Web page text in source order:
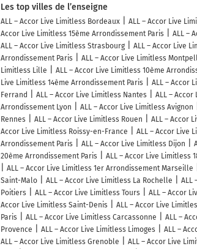
Les top villes de l’enseigne
ALL – Accor Live Limitless Bordeaux ALL – Accor Live
Accor Live Limitless 15ème Arrondissement Paris
ALL –
ALL – Accor Live Limitless Strasbourg
ALL – Accor Live
Arrondissement Paris
ALL – Accor Live Limitless
Limitless Lille
ALL – Accor Live Limitless 10ème
Live Limitless 14ème Arrondissement Paris
ALL – Accor
Ferrand
ALL – Accor Live Limitless Nantes
ALL – Accor
Arrondissement Lyon
ALL – Accor Live Limitless Avignon
Rennes
ALL – Accor Live Limitless Rouen ALL – Accor
Accor Live Limitless Roissy-en-France
ALL – Accor Live
Arrondissement Paris
ALL – Accor Live Limitless Dijon
20ème Arrondissement Paris
ALL – Accor Live Limitless
ALL – Accor Live Limitless 1er Arrondissement Marseille
Saint-Malo
ALL – Accor Live Limitless La Rochelle
ALL
Poitiers
ALL – Accor Live Limitless Tours ALL – Accor
Accor Live Limitless Saint-Denis
ALL – Accor Live
Paris
ALL – Accor Live Limitless Carcassonne
ALL –
Provence
ALL – Accor Live Limitless Limoges
ALL –
ALL – Accor Live Limitless Grenoble
ALL – Accor Live